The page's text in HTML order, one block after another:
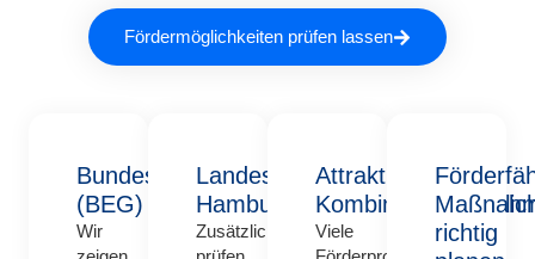
Bundesförderung
(BEG)
Wir
Landesförderung
Hamburg
Zusätzlich
Attraktive
Viele
richtig
Fördermöglichkeiten prüfen lassen